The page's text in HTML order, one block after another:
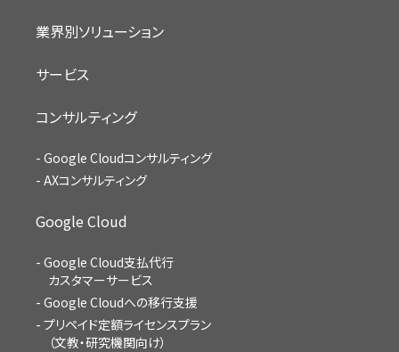
業界別ソリューション
サービス
コンサルティング
Google Cloudコンサルティング
AXコンサルティング
Google Cloud
Google Cloud支払代行
カスタマーサービス
Google Cloudへの移行支援
プリペイド定額ライセンスプラン
（文教・研究機関向け）